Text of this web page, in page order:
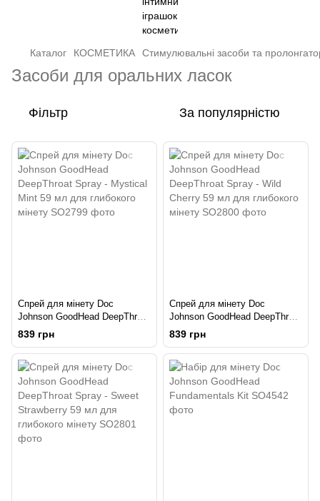
Каталог КОСМЕТИКА Стимулювальні засоби та
Засоби для оральних ласок
Фільтр За популярністю
Спрей для мінету Doc
Johnson GoodHead DeepThroat
Spray - Mystical Mint 59 мл
для глибокого мінету
839 грн
Спрей для мінету Doc
Johnson GoodHead DeepThroat
Spray - Wild Cherry 59 мл для
глибокого мінету
839 грн